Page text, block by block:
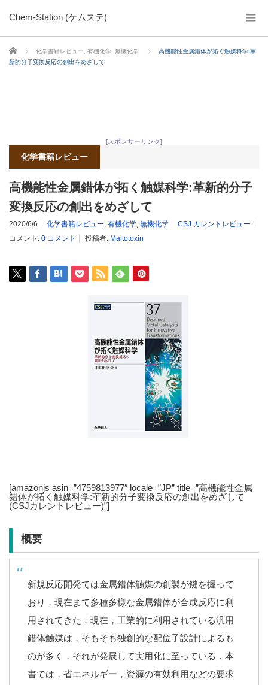
Chem-Station (ケムステ)
ホーム 化学書籍レビュー 有機化学 無機化学
高機能性金属錯体が拓く触媒科学:革
新的分子変換反応の創出をめざして
[スポンサーリンク]
化学書籍レビュー
高機能性金属錯体が拓く触媒科学:革新的分子
変換反応の創出をめざして
2020/6/6 化学書籍レビュー, 有機化学, 無機化学
CSJ カレントレビュー
コメント: 0 コメント 投稿者: Maitotoxin
[amazonjs asin=”4759813977″ locale=”JP” title=”高機能性金属
錯体が拓く触媒科学:革新的分子変換反応の創出をめざして
(CSJカレントレビュー)”]
概要
新規反応開発では金属錯体触媒の創製が鍵を握って
おり，現在まで多種多様な金属錯体が合成反応に利
用されてきた．現在，工業的に利用されている汎用
錯体触媒は，そもそも独創的な配位子設計によるも
のが多く，それが発展して実用化に至っている．本
書では，省エネルギー，資源の有効利用などの要求